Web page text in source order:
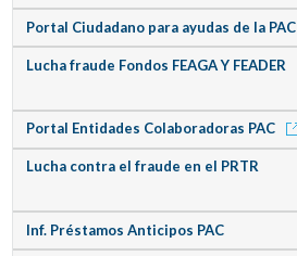
Portal Ciudadano para ayudas de la PAC
Lucha fraude Fondos FEAGA Y FEADER
Portal Entidades Colaboradoras PAC
Lucha contra el fraude en el PRTR
Inf. Préstamos Anticipos PAC